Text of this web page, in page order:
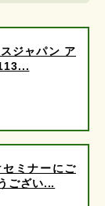
ジャパン ア
セミナーにご
ござい...